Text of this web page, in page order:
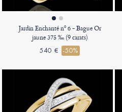
Jardin Enchanté nº 6 - Bague Or
jaune 375 ‰ (9 carats)
540 € -50%